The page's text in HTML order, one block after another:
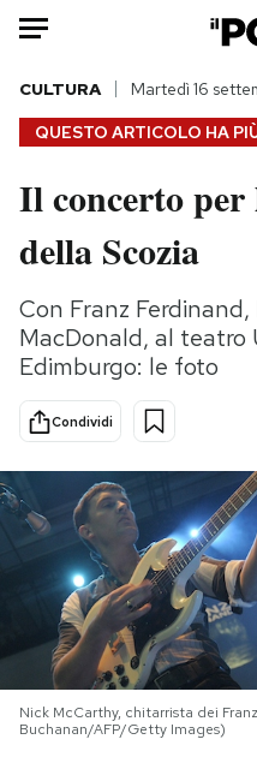
HOME
Italia
Politica
Tecnologia
Internet
Scienza
Cultura
Economia
Sport
PODCAST
NEWSLETTER
I MIEI PREFERITI
QUESTO ARTICOLO HA
CULTURA Martedì 16
Il concerto per
della Scozia
Con Franz
MacDonald, al teatro
Edimburgo: le foto
Condividi
Nick McCarthy, chitarrista dei
Buchanan/AFP/Getty Images)